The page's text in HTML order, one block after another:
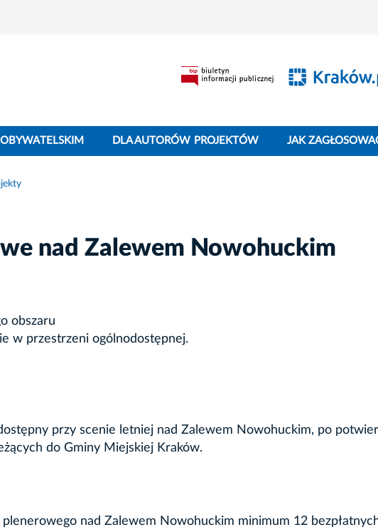
DLA AUTORÓW PROJEKTÓW JAK
nad Zalewem Nowohuckim
obszaru
w przestrzeni ogólnodostępnej.
przy scenie letniej nad Zalewem Nowohuckim, po
do Gminy Miejskiej Kraków.
nad Zalewem Nowohuckim minimum 12